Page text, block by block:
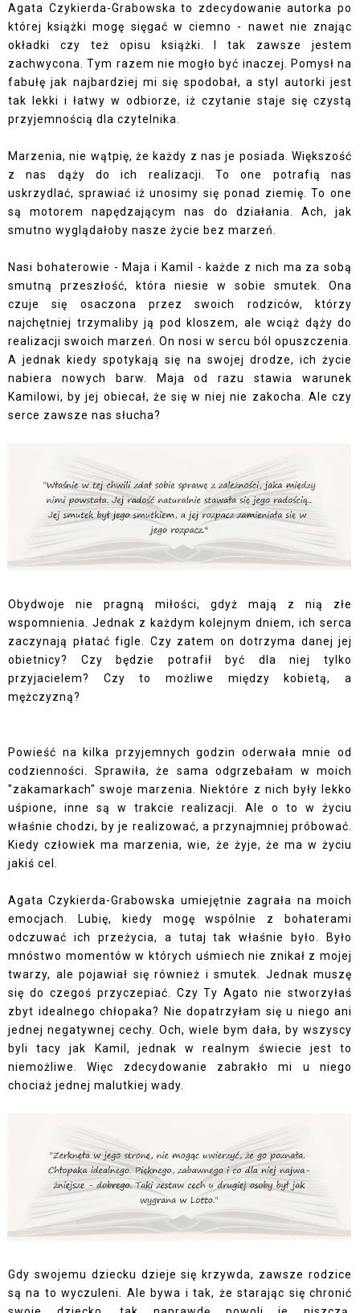
Agata Czykierda-Grabowska to zdecydowanie autorka po
której książki mogę sięgać w ciemno - nawet nie znając
okładki czy też opisu książki. I tak zawsze jestem
zachwycona. Tym razem nie mogło być inaczej. Pomysł na
fabułę jak najbardziej mi się spodobał, a styl autorki jest
tak lekki i łatwy w odbiorze, iż czytanie staje się czystą
przyjemnością dla czytelnika.
Marzenia, nie wątpię, że każdy z nas je posiada. Większość
z nas dąży do ich realizacji. To one potrafią nas
uskrzydlać, sprawiać iż unosimy się ponad ziemię. To one
są motorem napędzającym nas do działania. Ach, jak
smutno wyglądałoby nasze życie bez marzeń.
Nasi bohaterowie - Maja i Kamil - każde z nich ma za sobą
smutną przeszłość, która niesie w sobie smutek. Ona
czuje się osaczona przez swoich rodziców, którzy
najchętniej trzymaliby ją pod kloszem, ale wciąż dąży do
realizacji swoich marzeń. On nosi w sercu ból opuszczenia.
A jednak kiedy spotykają się na swojej drodze, ich życie
nabiera nowych barw. Maja od razu stawia warunek
Kamilowi, by jej obiecał, że się w niej nie zakocha. Ale czy
serce zawsze nas słucha?
Obydwoje nie pragną miłości, gdyż mają z nią złe
wspomnienia. Jednak z każdym kolejnym dniem, ich serca
zaczynają płatać figle. Czy zatem on dotrzyma danej jej
obietnicy? Czy będzie potrafił być dla niej tylko
przyjacielem? Czy to możliwe między kobietą, a
mężczyzną?
Powieść na kilka przyjemnych godzin oderwała mnie od
codzienności. Sprawiła, że sama odgrzebałam w moich
"zakamarkach" swoje marzenia. Niektóre z nich były lekko
uśpione, inne są w trakcie realizacji. Ale o to w życiu
właśnie chodzi, by je realizować, a przynajmniej próbować.
Kiedy człowiek ma marzenia, wie, że żyje, że ma w życiu
jakiś cel.
Agata Czykierda-Grabowska umiejętnie zagrała na moich
emocjach. Lubię, kiedy mogę wspólnie z bohaterami
odczuwać ich przeżycia, a tutaj tak właśnie było. Było
mnóstwo momentów w których uśmiech nie znikał z mojej
twarzy, ale pojawiał się również i smutek. Jednak muszę
się do czegoś przyczepiać. Czy Ty Agato nie stworzyłaś
zbyt idealnego chłopaka? Nie dopatrzyłam się u niego ani
jednej negatywnej cechy. Och, wiele bym dała, by wszyscy
byli tacy jak Kamil, jednak w realnym świecie jest to
niemożliwe. Więc zdecydowanie zabrakło mi u niego
chociaż jednej malutkiej wady.
Gdy swojemu dziecku dzieje się krzywda, zawsze rodzice
są na to wyczuleni. Ale bywa i tak, że starając się chronić